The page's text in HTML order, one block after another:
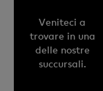
Veniteci a
trovare in una
delle nostre
succursali.